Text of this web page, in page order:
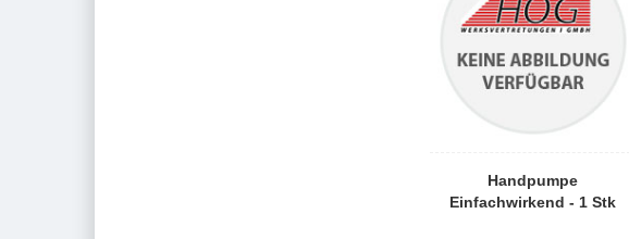
Handpumpe
Einfachwirkend - 1 Stk